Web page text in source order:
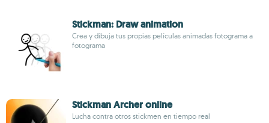
Stickman: Draw animation
Crea y dibuja tus propias películas animadas fotograma a
fotograma
Stickman Archer online
Lucha contra otros stickmen en tiempo real